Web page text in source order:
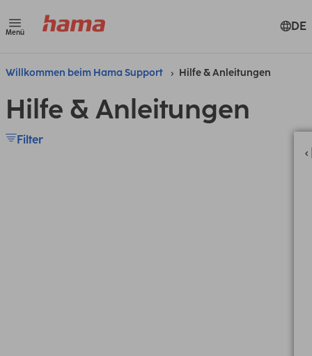
Menü DE
Willkommen beim Hama Support Hilfe & Anleitungen
Hilfe & Anleitungen
Filter